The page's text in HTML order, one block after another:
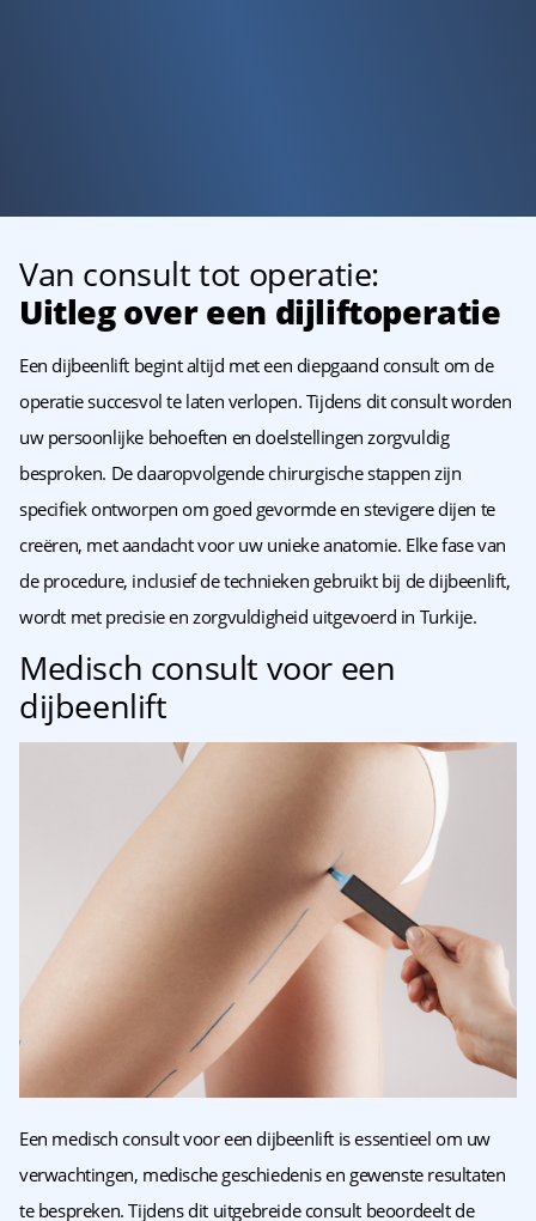
Van consult tot operatie:
Uitleg over een dijliftoperatie
Een dijbeenlift begint altijd met een diepgaand consult om de
operatie succesvol te laten verlopen. Tijdens dit consult worden
uw persoonlijke behoeften en doelstellingen zorgvuldig
besproken. De daaropvolgende chirurgische stappen zijn
specifiek ontworpen om goed gevormde en stevigere dijen te
creëren, met aandacht voor uw unieke anatomie. Elke fase van
de procedure, inclusief de technieken gebruikt bij de dijbeenlift,
wordt met precisie en zorgvuldigheid uitgevoerd in Turkije.
Medisch consult voor een
dijbeenlift
Een medisch consult voor een dijbeenlift is essentieel om uw
verwachtingen, medische geschiedenis en gewenste resultaten
te bespreken. Tijdens dit uitgebreide consult beoordeelt de